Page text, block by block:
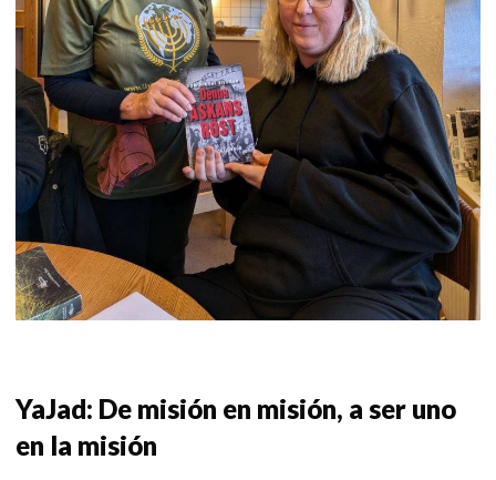
YaJad: De misión en misión, a ser uno
en la misión